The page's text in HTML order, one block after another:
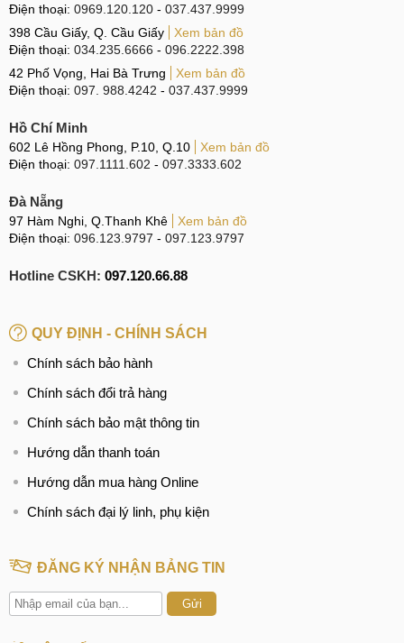
Điện thoại: 0969.120.120 - 037.437.9999
398 Cầu Giấy, Q. Cầu Giấy
Xem bản đồ
Điện thoại: 034.235.6666 - 096.2222.398
42 Phố Vọng, Hai Bà Trưng
Xem bản đồ
Điện thoại: 097. 988.4242 - 037.437.9999
Hồ Chí Minh
602 Lê Hồng Phong, P.10, Q.10
Xem bản đồ
Điện thoại: 097.1111.602 - 097.3333.602
Đà Nẵng
97 Hàm Nghi, Q.Thanh Khê
Xem bản đồ
Điện thoại: 096.123.9797 - 097.123.9797
Hotline CSKH: 097.120.66.88
QUY ĐỊNH - CHÍNH SÁCH
Chính sách bảo hành
Chính sách đổi trả hàng
Chính sách bảo mật thông tin
Hướng dẫn thanh toán
Hướng dẫn mua hàng Online
Chính sách đại lý linh, phụ kiện
ĐĂNG KÝ NHẬN BẢNG TIN
Gửi